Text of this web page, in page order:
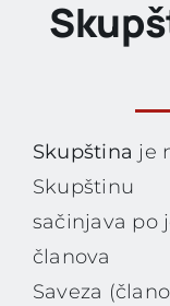
Skupština je
Skupštinu
sačinjava po
članova
Saveza